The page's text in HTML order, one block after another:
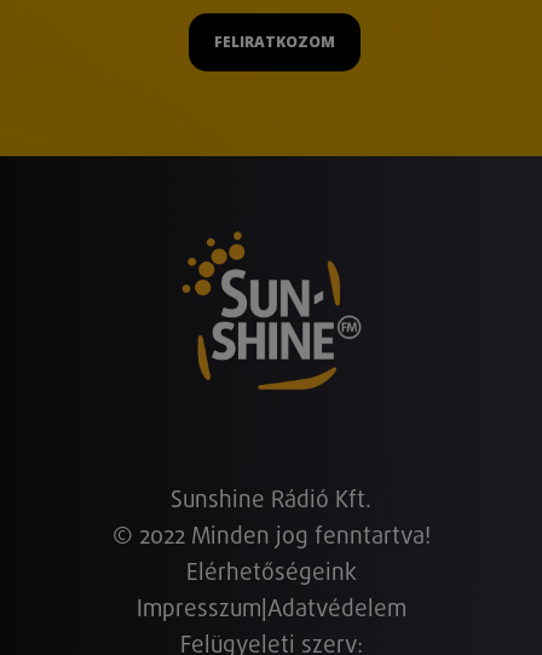
FELIRATKOZOM
Sunshine Rádió Kft.
© 2022 Minden jog fenntartva!
Elérhetőségeink
Impresszum Adatvédelem
Felügyeleti szerv: